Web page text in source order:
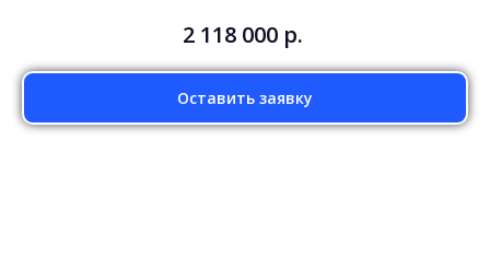
2 118 000 р.
Оставить заявку